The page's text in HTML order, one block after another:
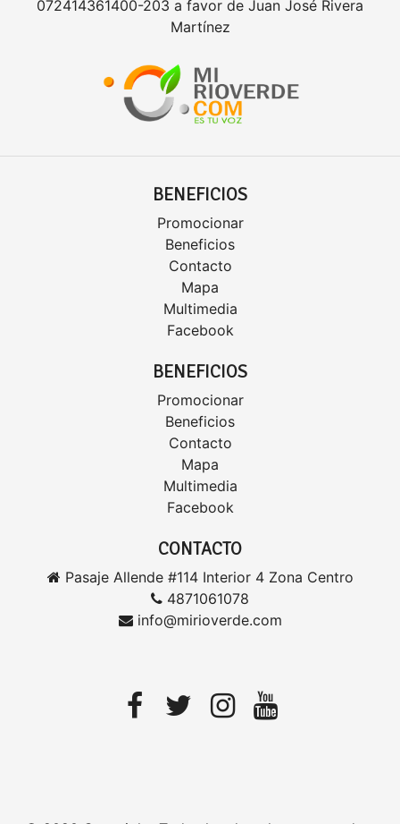
072414361400-203 a favor de Juan José Rivera
Martínez
BENEFICIOS
Promocionar
Beneficios
Contacto
Mapa
Multimedia
Facebook
BENEFICIOS
Promocionar
Beneficios
Contacto
Mapa
Multimedia
Facebook
CONTACTO
Pasaje Allende #114 Interior 4 Zona Centro
4871061078
info@mirioverde.com